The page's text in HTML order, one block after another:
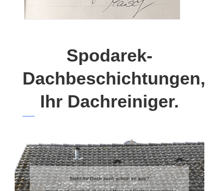
Spodarek-
Dachbeschichtungen,
Ihr Dachreiniger.